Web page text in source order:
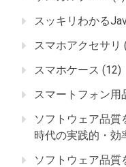
スッキリわかる
スマホアクセサリ
スマホケース (12)
スマートフォン用
ソフトウェア品
時代の実践的・効
ソフトウェア品質